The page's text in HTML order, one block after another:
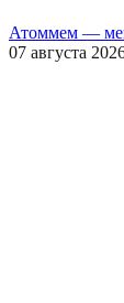
Атоммем —
07 августа